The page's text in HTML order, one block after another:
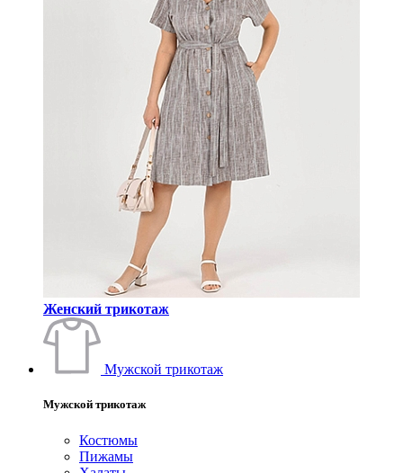
Женский трикотаж
Мужской трикотаж
Мужской трикотаж
Костюмы
Пижамы